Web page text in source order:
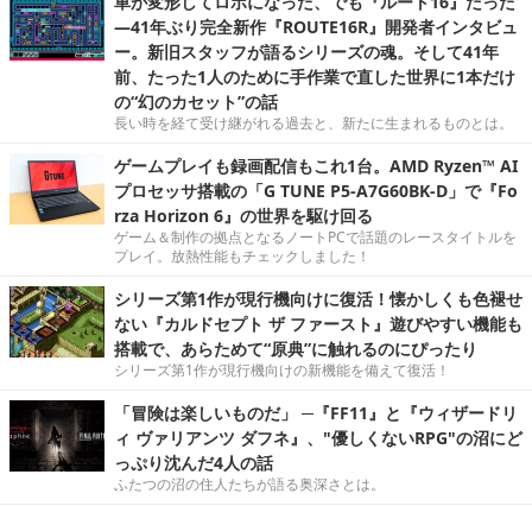
―41年ぶり完全新作『ROUTE16R』開発者インタビュ
ー。新旧スタッフが語るシリーズの魂。そして41年
前、たった1人のために手作業で直した世界に1本だけ
の“幻のカセット”の話
長い時を経て受け継がれる過去と、新たに生まれるものとは。
ゲームプレイも録画配信もこれ1台。AMD Ryzen™ AI
プロセッサ搭載の「G TUNE P5-A7G60BK-D」で『Fo
rza Horizon 6』の世界を駆け回る
ゲーム＆制作の拠点となるノートPCで話題のレースタイトルを
プレイ。放熱性能もチェックしました！
シリーズ第1作が現行機向けに復活！懐かしくも色褪せ
ない『カルドセプト ザ ファースト』遊びやすい機能も
搭載で、あらためて“原典”に触れるのにぴったり
シリーズ第1作が現行機向けの新機能を備えて復活！
「冒険は楽しいものだ」 ─『FF11』と『ウィザードリ
ィ ヴァリアンツ ダフネ』、"優しくないRPG"の沼にど
っぷり沈んだ4人の話
ふたつの沼の住人たちが語る奥深さとは。